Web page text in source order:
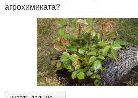
агрохимиката?